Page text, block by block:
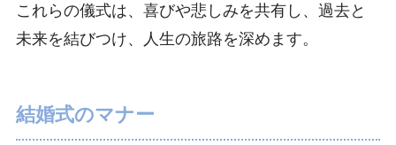
これらの儀式は、喜びや悲しみを共有し、過去と
未来を結びつけ、人生の旅路を深めます。
結婚式のマナー